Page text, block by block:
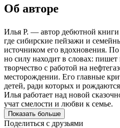
Об авторе
Илья Р. — автор дебютной книги
где сибирские пейзажи и
источником его вдохновения.
но силу находит в словах:
творчество с работой на
месторождении. Его главные
детей, ради которых и
Илья работает над новой
учат смелости и любви к семье.
Показать больше
Поделиться с друзьями